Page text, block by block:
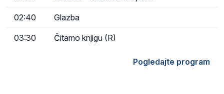
02:40 Glazba
03:30 Čitamo knjigu (R)
Pogledajte program